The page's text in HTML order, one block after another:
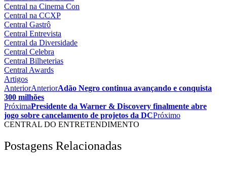
Central na Cinema Con
Central na CCXP
Central Gastrô
Central Entrevista
Central da Diversidade
Central Celebra
Central Bilheterias
Central Awards
Artigos
AnteriorAnteriorAdão Negro continua avançando e conquista
300 milhões
PróximaPresidente da Warner & Discovery finalmente abre
jogo sobre cancelamento de projetos da DCPróximo
CENTRAL DO ENTRETENDIMENTO
Postagens Relacionadas